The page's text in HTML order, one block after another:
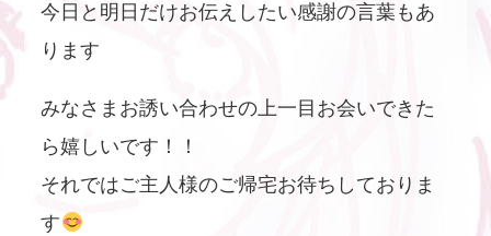
今日と明日だけお伝えしたい感謝の言葉もあ
ります
みなさまお誘い合わせの上一目お会いできた
ら嬉しいです！！
それではご主人様のご帰宅お待ちしておりま
す